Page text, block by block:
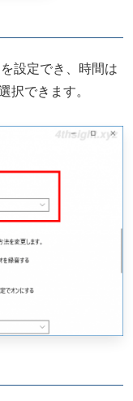
設定でき、時間は
択できます。